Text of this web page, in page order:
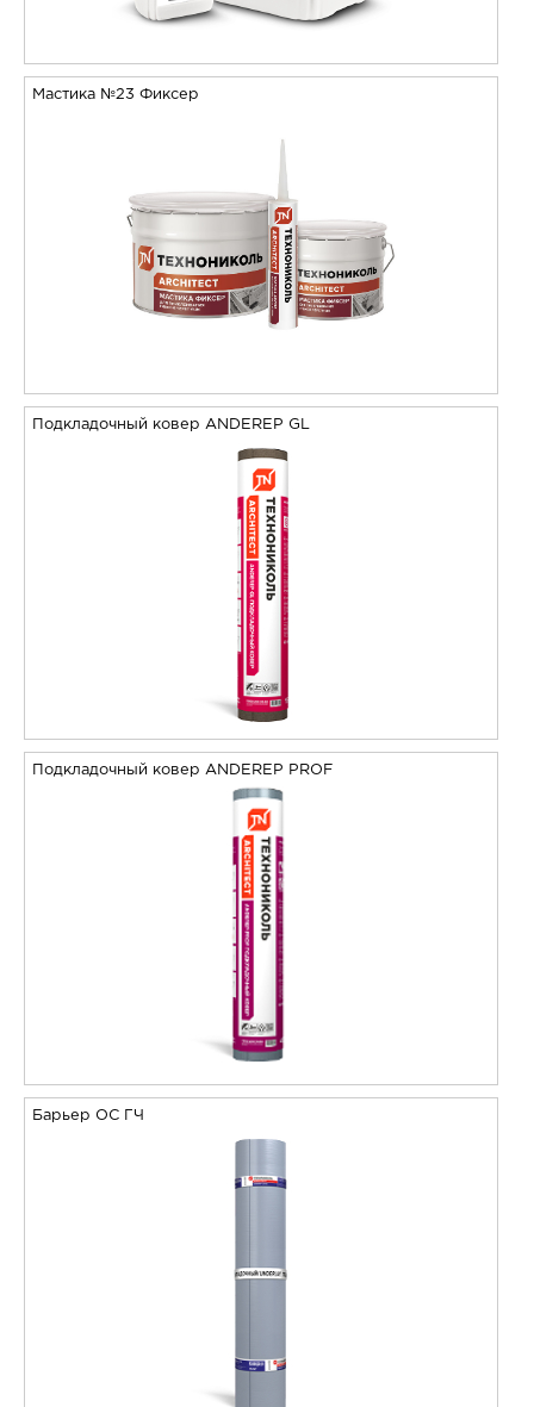
Мастика №23 Фиксер
Подкладочный ковер ANDEREP GL
Подкладочный ковер ANDEREP PROF
Барьер ОС ГЧ